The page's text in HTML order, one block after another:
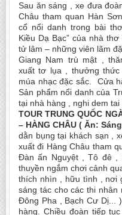
Sau ăn sáng , xe đưa
Châu tham quan Hàn
cổ nổi danh trong bài
Kiều Dạ Bạc” của nhà
tử lâm – những viên lãm
Giang Nam trù mật ,
xuất tơ lụa , thưởng thức
múa nhạc đặc sắc. Cửa
Sản phẩm nổi danh của
tại nhà hàng , nghi dem tai
TOUR TRUNG QUỐC
– HÀNG CHÂU ( Ăn:
dằn bụng tại khách sạn ,
xuất đi Hàng Châu tham
Đàn ấn Nguyệt , Tô đê ,
thuyền ngắm chơi cảnh
thích nhìn , hữu tình , nơi
sáng tác cho các thi nhân
Đông Pha , Bạch Cư Dị...
hàng. Chiều đoàn tiếp